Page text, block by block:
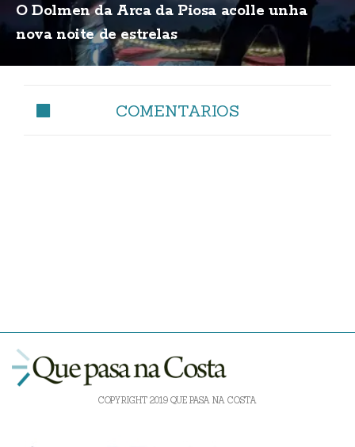
O Dolmen da Arca da Piosa acolle unha
nova noite de estrelas
COMENTARIOS
COPYRIGHT 2019 QUE PASA NA COSTA